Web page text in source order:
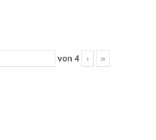
von 4 › »